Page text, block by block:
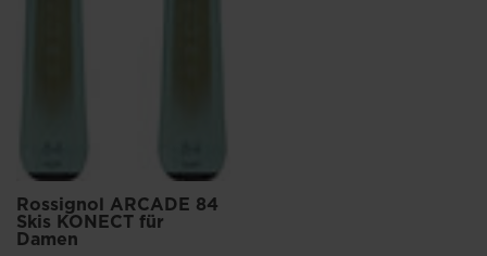
Rossignol ARCADE 84
Skis KONECT für
Damen